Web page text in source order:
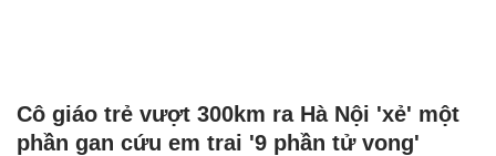
Cô giáo trẻ vượt 300km ra Hà Nội 'xẻ' một
phần gan cứu em trai '9 phần tử vong'